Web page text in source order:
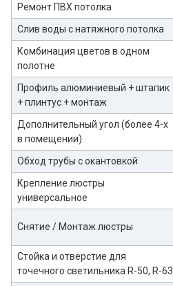
Ремонт ПВХ потолка
Слив воды с натяжного потолка
Комбинация цветов в одном
полотне
Профиль алюминиевый + штапик
+ плинтус + монтаж
Дополнительный угол (более 4-х
в помещении)
Обход трубы с окантовкой
Крепление люстры
универсальное
Снятие / Монтаж люстры
Стойка и отверстие для
точечного светильника R-50, R-63